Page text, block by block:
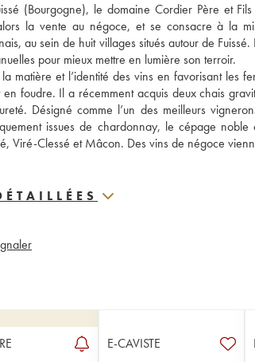
(Bourgogne), le domaine Cordier Père et
la vente au négoce, et se consacre à la
au sein de huit villages situés autour de
pour mieux mettre en lumière son terroir.
matière et l’identité des vins en favorisant les
foudre. Il a récemment acquis deux chais
Désigné comme l’un des meilleurs
issues de chardonnay, le cépage
Viré-Clessé et Mâcon. Des vins de négoce
E-CAVISTE